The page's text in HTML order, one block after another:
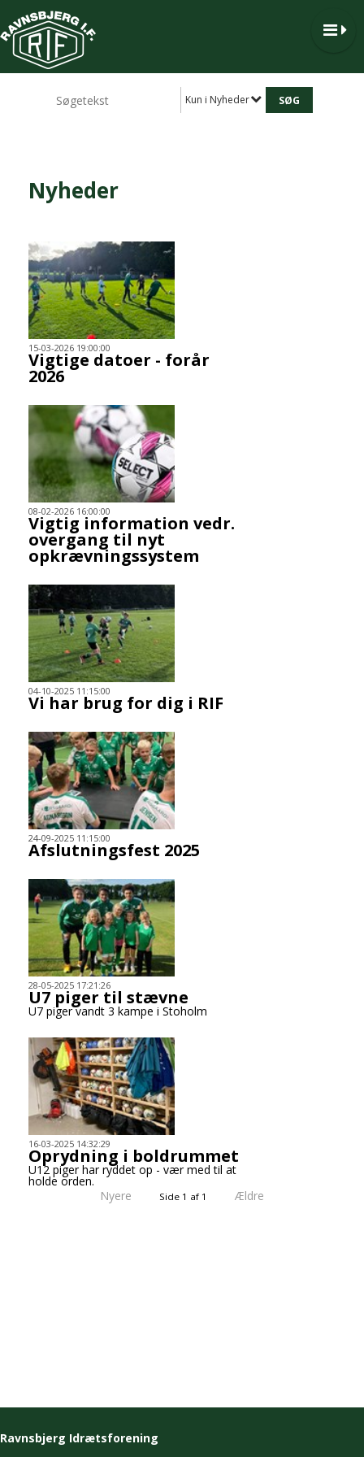
Kun i Nyheder
Nyheder
15-03-2026 19:00:00
Vigtige datoer - forår
2026
08-02-2026 16:00:00
Vigtig information vedr.
overgang til nyt
opkrævningssystem
04-10-2025 11:15:00
Vi har brug for dig i RIF
24-09-2025 11:15:00
Afslutningsfest 2025
28-05-2025 17:21:26
U7 piger til stævne
U7 piger vandt 3 kampe i Stoholm
16-03-2025 14:32:29
Oprydning i boldrummet
U12 piger har ryddet op - vær med til at
holde orden.
Nyere
Side 1 af 1 Ældre
Ravnsbjerg Idrætsforening